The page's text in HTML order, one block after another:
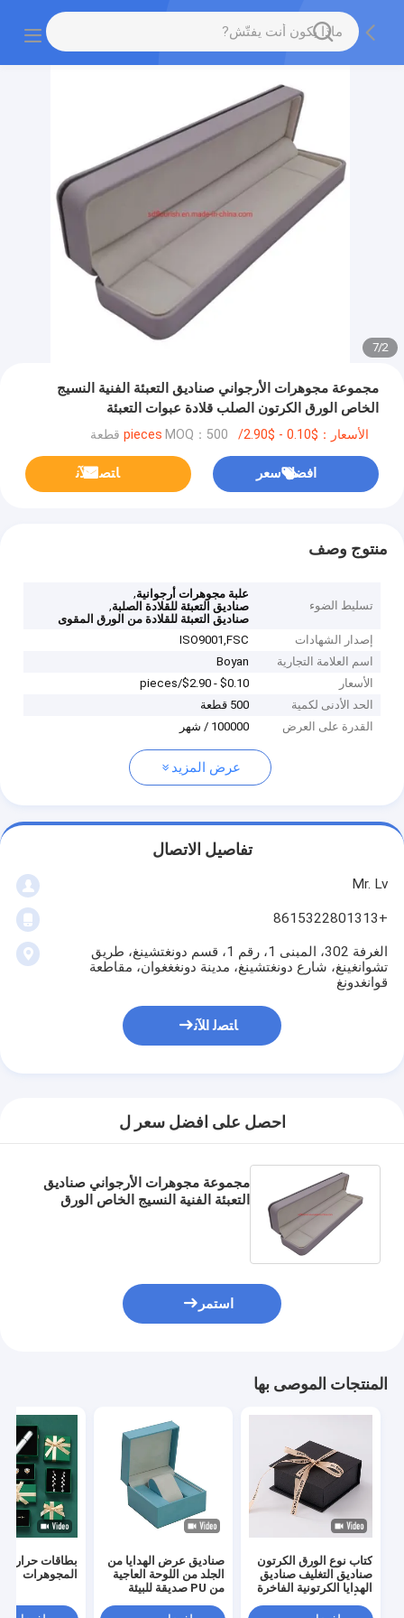
2
/
7
مجموعة مجوهرات الأرجواني صناديق التعبئة الفنية النسيج
الخاص الورق الكرتون الصلب قلادة عبوات التعبئة
الأسعار：$0.10 - $2.90/pieces MOQ：500 قطعة
افضل سعر ﺎﺘﺼﻟ ﺍﻶﻧ
منتوج وصف
تسليط الضوء
علبة مجوهرات أرجوانية,
صناديق التعبئة للقلادة الصلبة,
صناديق التعبئة للقلادة من الورق المقوى
إصدار الشهادات
ISO9001,‌FSC
اسم العلامة التجارية
Boyan
الأسعار
$0.10 - $2.90/pieces
الحد الأدنى لكمية
500 قطعة
القدرة على العرض
100000 / شهر
عرض المزيد
تفاصيل الاتصال
Mr. Lv
+8615322801313
الغرفة 302، المبنى 1، رقم 1، قسم دونغتشينغ، طريق
تشوانغينغ، شارع دونغتشينغ، مدينة دونغغغوان، مقاطعة
قوانغدونغ
ﺎﺘﺼﻟ ﺍﻶﻧ
احصل على افضل سعر ل
مجموعة مجوهرات الأرجواني صناديق
التعبئة الفنية النسيج الخاص الورق
استمر
المنتجات الموصى بها
كتاب نوع الورق الكرتون
صناديق التغليف صناديق
الهدايا الكرتونية الفاخرة
صناديق عرض الهدايا من
الجلد من اللوحة العاجية
من PU صديقة للبيئة
محفظة
بطاقات حرارة
المجوهرات